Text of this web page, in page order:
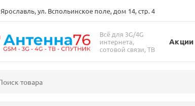
Ярославль, ул. Вспольинское поле, дом 14, стр. 4
Всё для 3G/4G
интернета,
сотовой связи, ТВ
Акции